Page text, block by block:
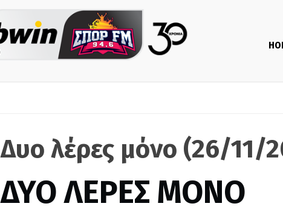
Δυο λέρες μόνο (26/11/
ΔΥΟ ΛΕΡΕΣ ΜΟΝΟ